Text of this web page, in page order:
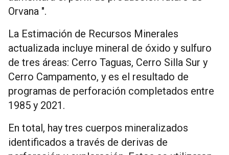
Orvana ".
La Estimación de Recursos Minerales
actualizada incluye mineral de óxido y sulfuro
de tres áreas: Cerro Taguas, Cerro Silla Sur y
Cerro Campamento, y es el resultado de
programas de perforación completados entre
1985 y 2021.
En total, hay tres cuerpos mineralizados
identificados a través de derivas de